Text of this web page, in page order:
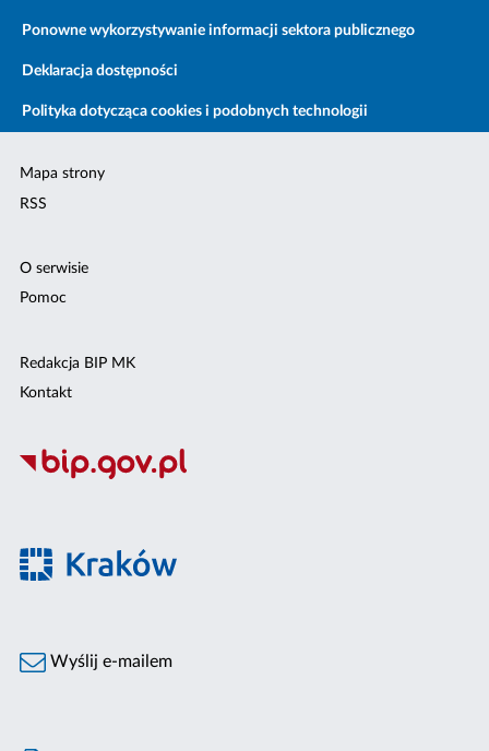
Ponowne wykorzystywanie informacji sektora publicznego
Deklaracja dostępności
Polityka dotycząca cookies i podobnych technologii
Mapa strony
RSS
O serwisie
Pomoc
Redakcja BIP MK
Kontakt
Wyślij e-mailem